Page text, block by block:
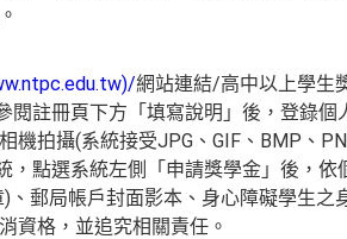
網站連結/高中以上學生
閱註冊頁下方「填寫說明」後，登錄
機拍攝(系統接受JPG、GIF、BMP、
，點選系統左側「申請獎學金」後，
郵局帳戶封面影本、身心障礙學生之
資格，並追究相關責任。